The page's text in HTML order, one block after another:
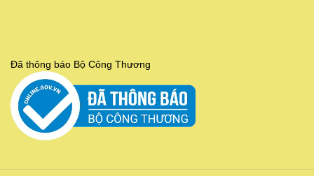
Đã thông báo Bộ Công Thương